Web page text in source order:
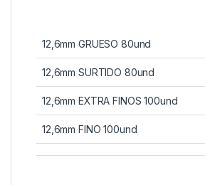
12,6mm GRUESO 80und
12,6mm SURTIDO 80und
12,6mm EXTRA FINOS 100und
12,6mm FINO 100und